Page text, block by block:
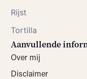
Rijst
Tortilla
Aanvullende
Over mij
Disclaimer